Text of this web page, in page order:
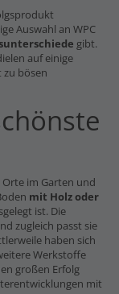
Auswahl an WPC
gibt.
auf einige
bösen
im Garten und
mit Holz oder
ist. Die
zugleich passt sie
haben sich
Werkstoffe
großen Erfolg
mit